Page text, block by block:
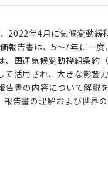
2022年4月に気候変動緩
報告書は、 5～7年に一度
、国連気候変動枠組条約（
活用され、大きな影響
書の内容について解説
告書の理解および世界